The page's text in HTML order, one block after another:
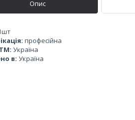
Опис
професійна
Україна
в: Україна